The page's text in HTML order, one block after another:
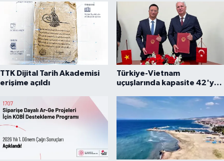
TTK Dijital Tarih Akademisi
erişime açıldı
Türkiye-Vietnam
uçuşlarında kapasite 42'ye